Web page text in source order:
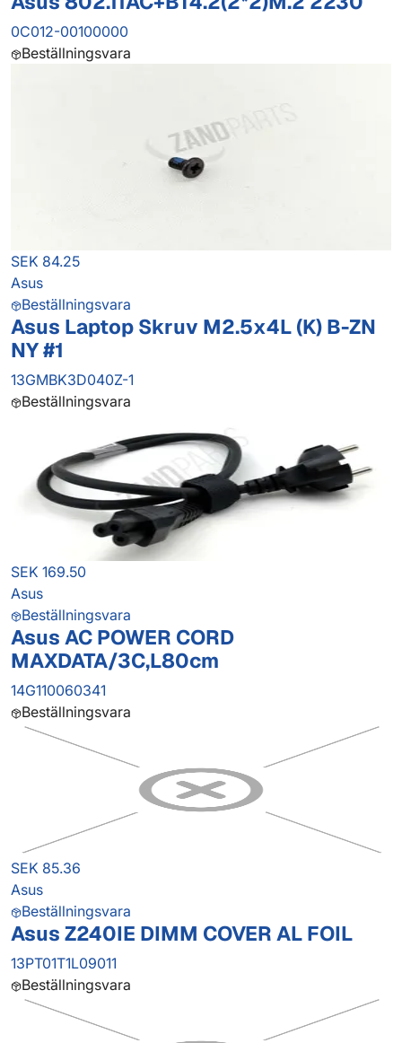
0C012-00100000
Beställningsvara
SEK 84.25
Asus
Beställningsvara
Asus Laptop Skruv M2.5x4L (K) B-ZN
NY #1
13GMBK3D040Z-1
Beställningsvara
SEK 169.50
Asus
Beställningsvara
Asus AC POWER CORD
MAXDATA/3C,L80cm
14G110060341
Beställningsvara
SEK 85.36
Asus
Beställningsvara
Asus Z240IE DIMM COVER AL FOIL
13PT01T1L09011
Beställningsvara